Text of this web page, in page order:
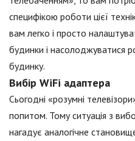
специфікою роботи цієї
вам легко і просто
будинки і насолоджуватися
будинку.
Вибір WiFi адаптера
Сьогодні «розумні
попитом. Тому ситуація з
нагадує аналогічне